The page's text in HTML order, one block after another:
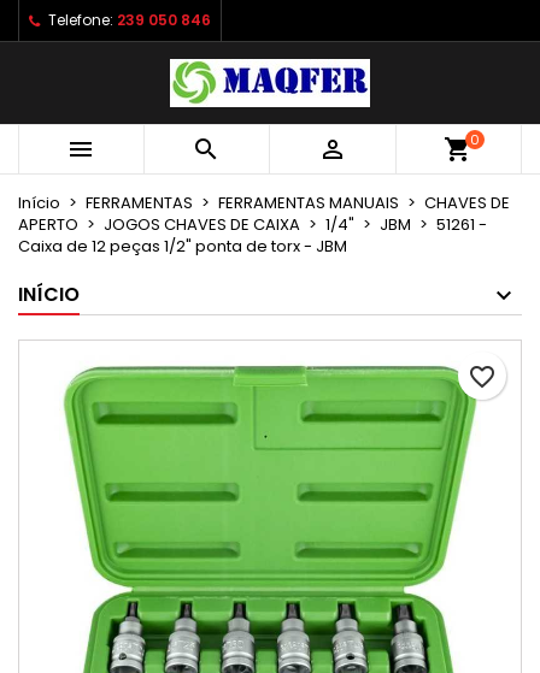
Telefone: 239 050 846
   shopping_cart0
Início FERRAMENTAS FERRAMENTAS MANUAIS
CHAVES DE
APERTO
JOGOS CHAVES DE CAIXA 1/4" JBM
51261 -
Caixa de 12 peças 1/2" ponta de torx - JBM
INÍCIO
favorite_border
As minhas listas de desejos ×
Criar uma lista
Criar lista de desejos ×
Nome da lista de desejos
Cancelar Criar lista de desejos
Entrar ×
É necessário ter sessão iniciada para guardar
produtos na sua lista de desejos.
Cancelar Entrar